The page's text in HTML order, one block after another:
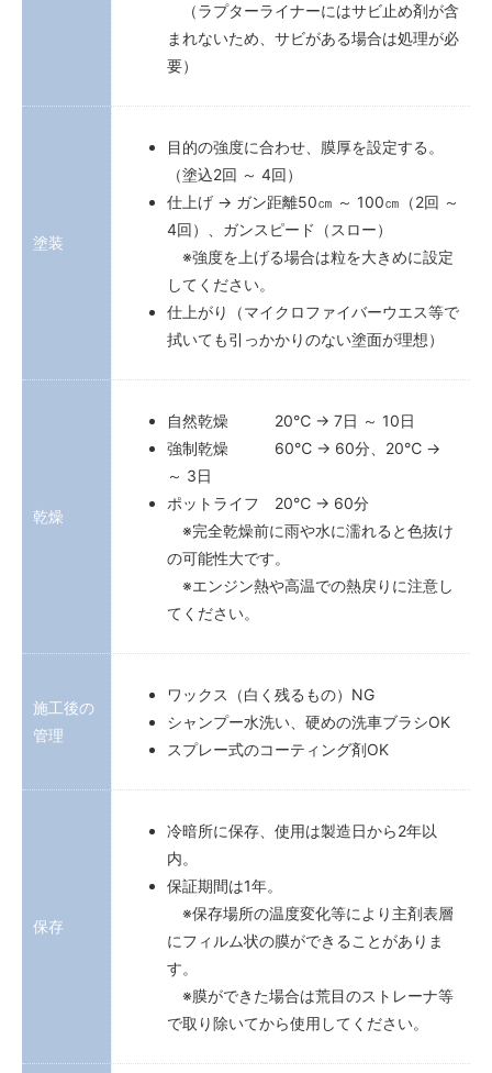
（ラプターライナーにはサビ止め剤が含
まれないため、サビがある場合は処理が必
要）
塗装
目的の強度に合わせ、膜厚を設定する。
（塗込2回 ～ 4回）
仕上げ → ガン距離50㎝ ～ 100㎝（2回 ～
4回）、ガンスピード（スロー）
※強度を上げる場合は粒を大きめに設定
してください。
仕上がり（マイクロファイバーウエス等で
拭いても引っかかりのない塗面が理想）
乾燥
自然乾燥 20℃ → 7日 ～ 10日
強制乾燥 60℃ → 60分、20℃ →
～ 3日
ポットライフ 20℃ → 60分
※完全乾燥前に雨や水に濡れると色抜け
の可能性大です。
※エンジン熱や高温での熱戻りに注意し
てください。
施工後の
管理
ワックス（白く残るもの）NG
シャンプー水洗い、硬めの洗車ブラシOK
スプレー式のコーティング剤OK
保存
冷暗所に保存、使用は製造日から2年以
内。
保証期間は1年。
※保存場所の温度変化等により主剤表層
にフィルム状の膜ができることがありま
す。
※膜ができた場合は荒目のストレーナ等
で取り除いてから使用してください。